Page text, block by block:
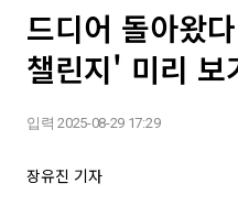
드디어 돌아왔
챌린지' 미리
입력 2025-08-29 17:29
장유진 기자